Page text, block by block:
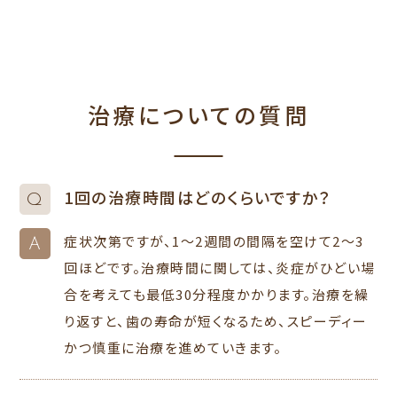
治療についての質問
Q 1回の治療時間はどのくらいですか？
A
症状次第ですが、1～2週間の間隔を空けて2～3
回ほどです。治療時間に関しては、炎症がひどい場
合を考えても最低30分程度かかります。治療を繰
り返すと、歯の寿命が短くなるため、スピーディー
かつ慎重に治療を進めていきます。